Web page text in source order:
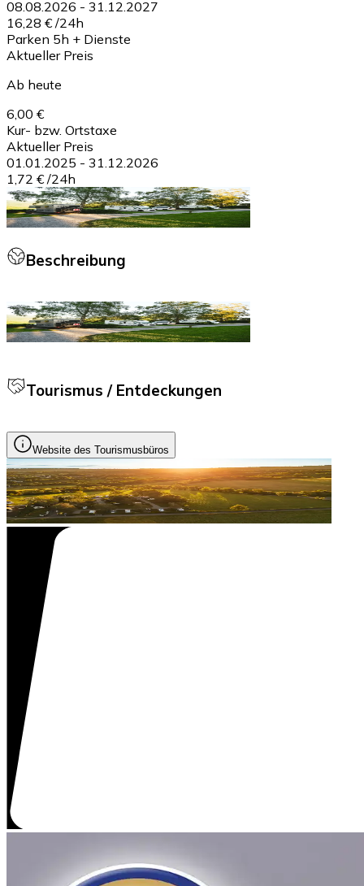
08.08.2026 - 31.12.2027
16,28 € /24h
Parken 5h + Dienste
Aktueller Preis
Ab heute
6,00 €
Kur- bzw. Ortstaxe
Aktueller Preis
01.01.2025 - 31.12.2026
1,72 € /24h
Beschreibung
Tourismus / Entdeckungen
Website des Tourismusbüros